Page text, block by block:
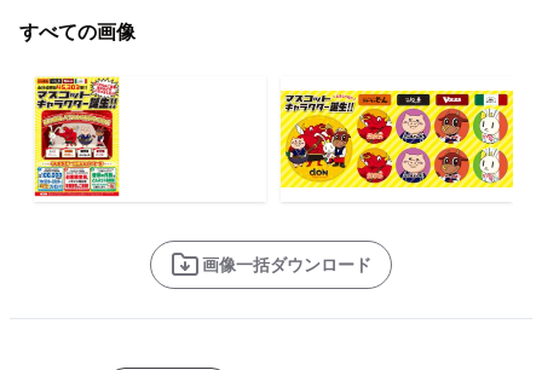
すべての画像
画像一括ダウンロード